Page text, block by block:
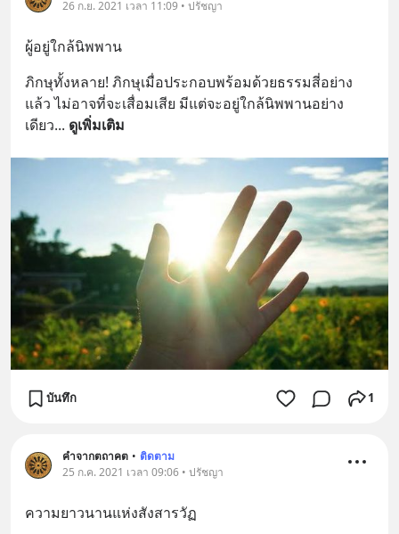
26 ก.ย. 2021 เวลา 11:09 • ปรัชญา
ผู้อยู่ใกล้นิพพาน
ภิกษุทั้งหลาย! ภิกษุเมื่อประกอบพร้อมด้วยธรรมสี่อย่าง
แล้ว ไม่อาจที่จะเสื่อมเสีย มีแต่จะอยู่ใกล้นิพพานอย่าง
เดียว... ดูเพิ่มเติม
บันทึก 1
คำจากตถาคต • ติดตาม
25 ก.ค. 2021 เวลา 09:06 • ปรัชญา
ความยาวนานแห่งสังสารวัฏ